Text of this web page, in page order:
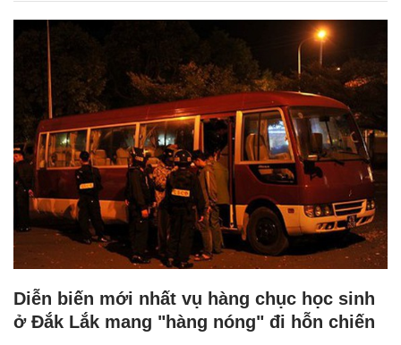
Diễn biến mới nhất vụ hàng chục học sinh
ở Đắk Lắk mang "hàng nóng" đi hỗn chiến